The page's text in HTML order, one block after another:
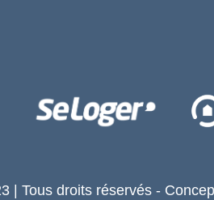
| Tous droits réservés -